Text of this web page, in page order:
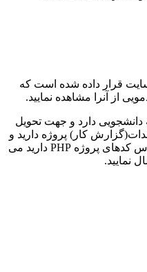
قرار داده شده است که
دانشجویی دارد و جهت تحویل
کار) پروژه دارید و
یا اینکه نیاز به آموزش ویدیویی سورس کدهای پروژه PHP دارید می
نمایید.